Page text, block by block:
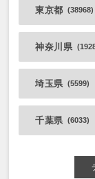
東京都 (38968)
神奈川県
埼玉県 (5599)
千葉県 (6033)